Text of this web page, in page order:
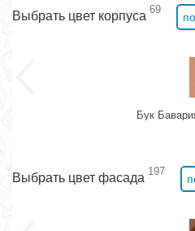
Выбрать цвет корпуса 69
Бук
Выбрать цвет фасада 197